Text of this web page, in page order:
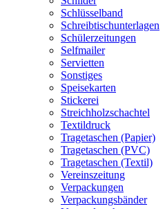
Schlüsselband
Schreibtischunterlagen
Schülerzeitungen
Selfmailer
Servietten
Sonstiges
Speisekarten
Stickerei
Streichholzschachtel
Textildruck
Tragetaschen (Papier)
Tragetaschen (PVC)
Tragetaschen (Textil)
Vereinszeitung
Verpackungen
Verpackungsbänder